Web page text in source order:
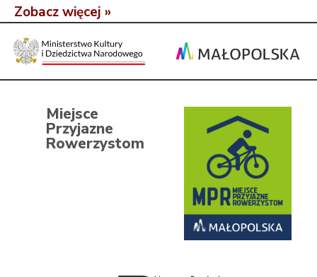
Zobacz więcej »
Miejsce
Przyjazne
Rowerzystom